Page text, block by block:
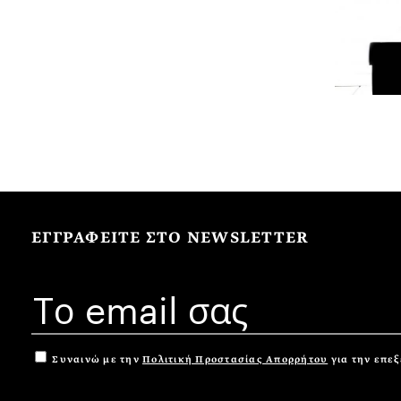
ΕΓΓΡΑΦΕΙΤΕ ΣΤΟ NEWSLETTER
Συναινώ με την Πολιτική Προστασίας Απορρήτου για την